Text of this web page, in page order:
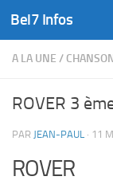
Skip to content
Bel7 Infos
A LA UNE /
ROVER 3
PAR JEAN-PAUL · 11
ROVER